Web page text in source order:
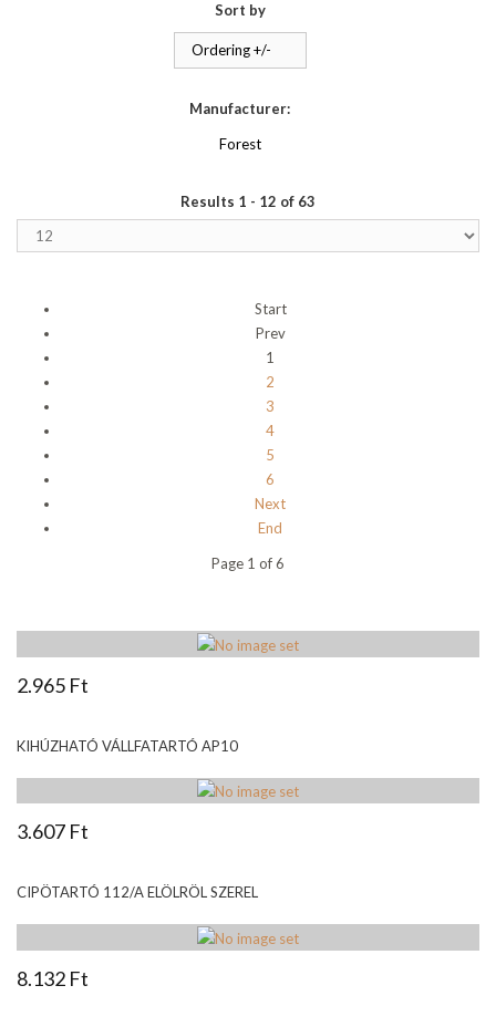
Sort by
Ordering +/-
Manufacturer:
Forest
Results 1 - 12 of 63
Start
Prev
1
2
3
4
5
6
Next
End
Page 1 of 6
2.965 Ft
KIHÚZHATÓ VÁLLFATARTÓ AP10
3.607 Ft
CIPÖTARTÓ 112/A ELÖLRÖL SZEREL
8.132 Ft